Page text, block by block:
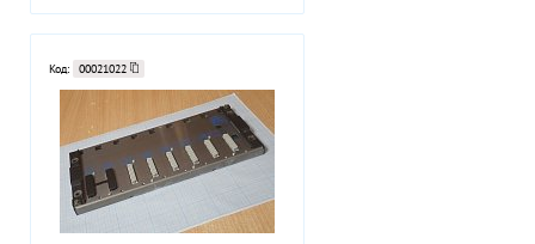
Код: 00021022